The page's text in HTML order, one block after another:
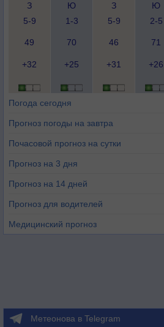
З
5-9
Ю
1-3
З
5-9
Ю
2-5
49 70 46 71
+32 +25 +31 +26
Погода сегодня
Прогноз погоды на завтра
Почасовой прогноз на сутки
Прогноз на 3 дня
Прогноз на 14 дней
Прогноз для водителей
Медицинский прогноз
Метеонова в Telegram